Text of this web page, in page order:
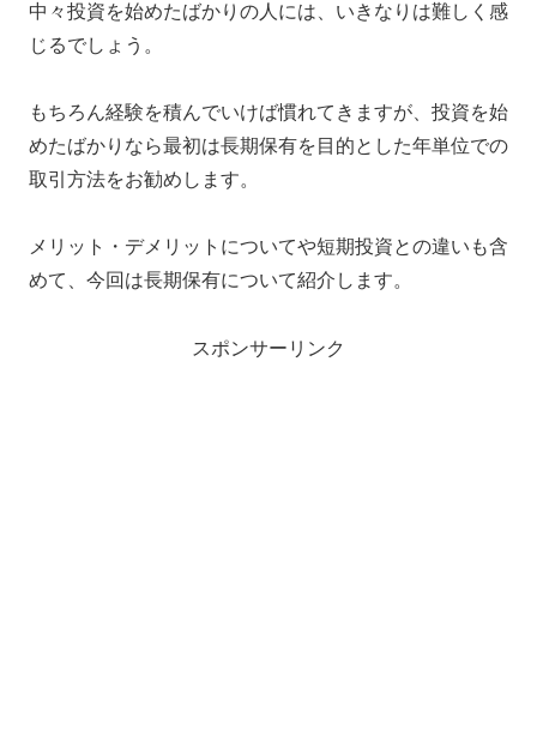
中々投資を始めたばかりの人には、いきなりは難しく感
じるでしょう。
もちろん経験を積んでいけば慣れてきますが、投資を始
めたばかりなら最初は長期保有を目的とした年単位での
取引方法をお勧めします。
メリット・デメリットについてや短期投資との違いも含
めて、今回は長期保有について紹介します。
スポンサーリンク